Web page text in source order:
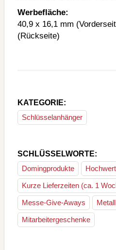
Werbefläche:
40,9 x 16,1 mm
(Rückseite)
KATEGORIE:
Schlüsselanhänger
SCHLÜSSELWORTE:
Domingprodukte
Kurze Lieferzeiten (ca. 1
Messe-Give-Aways
Mitarbeitergeschenke